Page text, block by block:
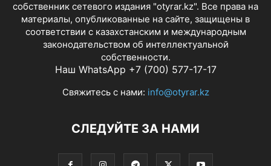
собственник сетевого издания "otyrar.kz". Все права на
материалы, опубликованные на сайте, защищены в
соответствии с казахстанским и международным
законодательством об интеллектуальной
собственности.
Наш WhatsApp +7 (700) 577-17-17
Свяжитесь с нами: info@otyrar.kz
СЛЕДУЙТЕ ЗА НАМИ